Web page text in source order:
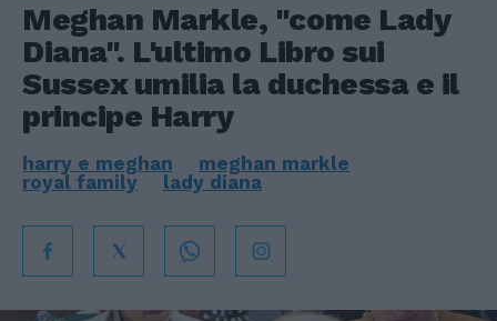
Meghan Markle, "come Lady
Diana". L'ultimo Libro sui
Sussex umilia la duchessa e il
principe Harry
harry e meghan
meghan markle
royal family
lady diana